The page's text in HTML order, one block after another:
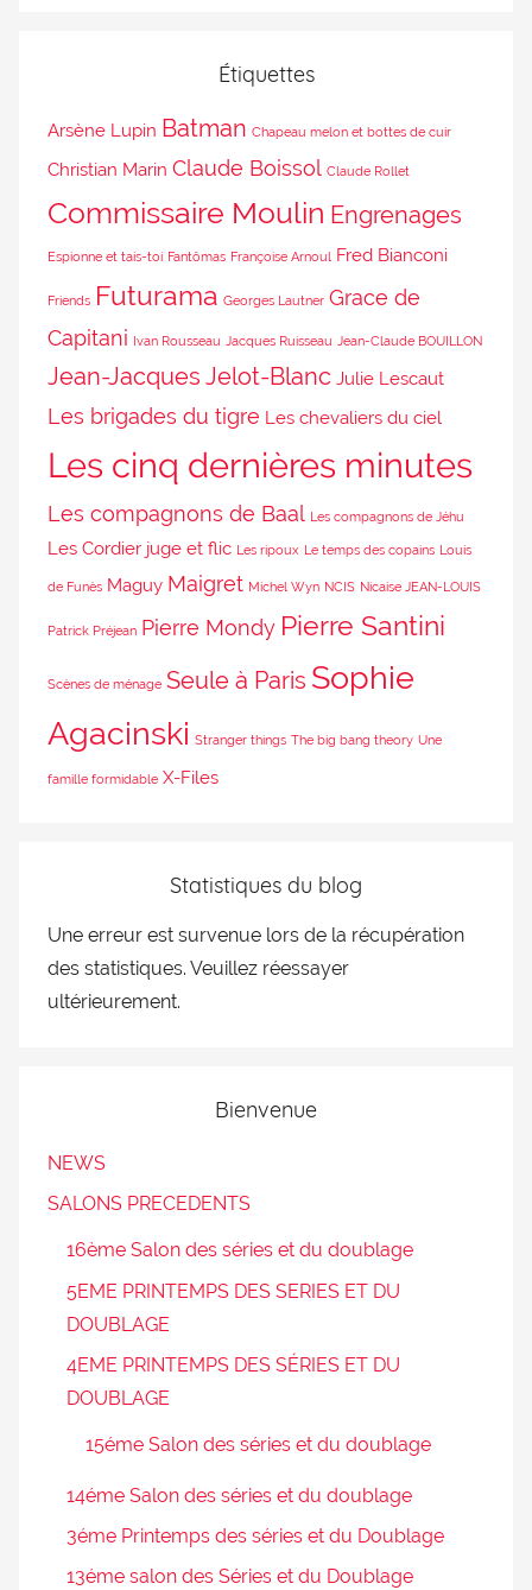
Étiquettes
Arsène Lupin Batman Chapeau melon et bottes de cuir
Christian Marin Claude Boissol Claude Rollet
Commissaire Moulin Engrenages
Espionne et tais-toi Fantômas Françoise Arnoul Fred Bianconi
Friends Futurama Georges Lautner Grace de
Capitani Ivan Rousseau Jacques Ruisseau Jean-Claude BOUILLON
Jean-Jacques Jelot-Blanc Julie Lescaut
Les brigades du tigre Les chevaliers du ciel
Les cinq dernières minutes
Les compagnons de Baal Les compagnons de Jéhu
Les Cordier juge et flic Les ripoux Le temps des copains Louis
de Funès Maguy Maigret Michel Wyn NCIS Nicaise JEAN-LOUIS
Patrick Préjean Pierre Mondy Pierre Santini
Scènes de ménage Seule à Paris Sophie
Agacinski Stranger things The big bang theory Une
famille formidable X-Files
Statistiques du blog
Une erreur est survenue lors de la récupération
des statistiques. Veuillez réessayer
ultérieurement.
Bienvenue
NEWS
SALONS PRECEDENTS
16ème Salon des séries et du doublage
5EME PRINTEMPS DES SERIES ET DU
DOUBLAGE
4EME PRINTEMPS DES SÉRIES ET DU
DOUBLAGE
15éme Salon des séries et du doublage
14éme Salon des séries et du doublage
3éme Printemps des séries et du Doublage
13éme salon des Séries et du Doublage